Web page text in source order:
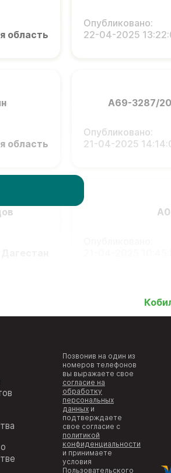
область
Опубликовано:
22-04-2025
область
А69-3287/
Опубликовано:
21-04-2025
Позвонив на один из
номеров телефонов
вы выражаете свое
согласие на
обработку
персональных
данных и
подтверждаете
свое согласие с
политикой
конфиденциальности
и принимаете
условия
Пользовательского